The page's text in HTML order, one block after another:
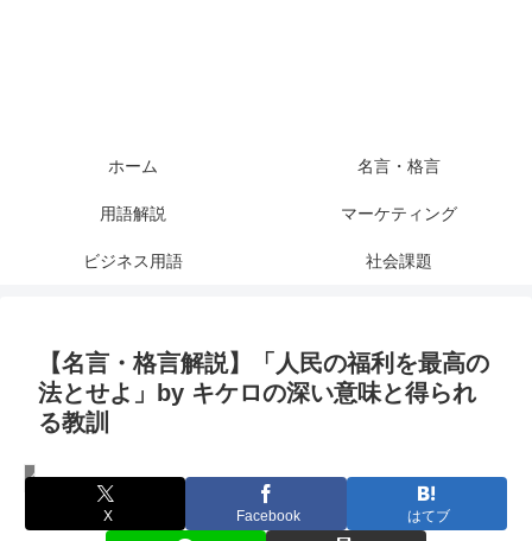
ホーム 名言・格言
用語解説 マーケティング
ビジネス用語 社会課題
【名言・格言解説】「人民の福利を最高の
法とせよ」by キケロの深い意味と得られ
る教訓
名言・格言
X Facebook はてブ